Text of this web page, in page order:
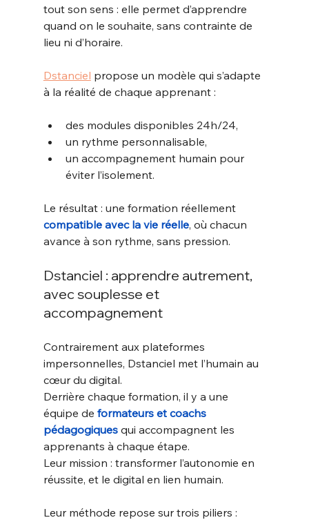
tout son sens : elle permet d’apprendre
quand on le souhaite, sans contrainte de
lieu ni d’horaire.
Dstanciel propose un modèle qui s’adapte
à la réalité de chaque apprenant :
des modules disponibles 24h/24,
un rythme personnalisable,
un accompagnement humain pour
éviter l’isolement.
Le résultat : une formation réellement
compatible avec la vie réelle, où chacun
avance à son rythme, sans pression.
Dstanciel : apprendre autrement,
avec souplesse et
accompagnement
Contrairement aux plateformes
impersonnelles, Dstanciel met l’humain au
cœur du digital.
Derrière chaque formation, il y a une
équipe de formateurs et coachs
pédagogiques qui accompagnent les
apprenants à chaque étape.
Leur mission : transformer l’autonomie en
réussite, et le digital en lien humain.
Leur méthode repose sur trois piliers :